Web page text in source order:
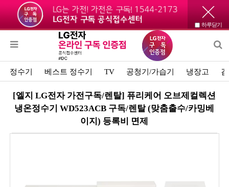
하루닫기
정수기 베스트 정수기 TV 공청기/가습기 냉장고
[엘지 LG전자 가전구독/렌탈] 퓨리케어 오브제컬렉션
냉온정수기 WD523ACB 구독/렌탈 (맞춤출수/카밍베
이지) 등록비 면제